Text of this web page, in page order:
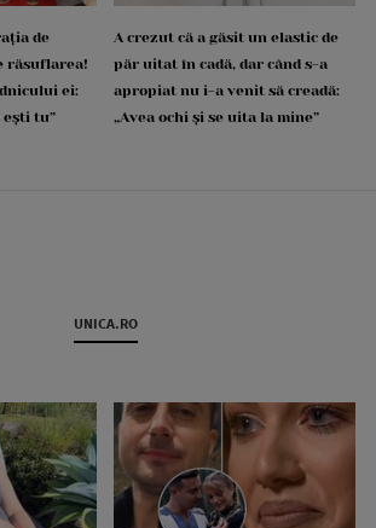
de
răsuflarea!
ei:
ești tu”
A crezut că a găsit un elastic de
păr uitat în cadă, dar când s-a
apropiat nu i-a venit să creadă:
„Avea ochi și se uita la mine”
UNICA.RO